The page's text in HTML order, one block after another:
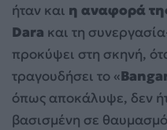
ήταν και η αναφορά
Dara και τη
προκύψει στη σκηνή,
τραγουδήσει το «
όπως αποκάλυψε, δεν
βασισμένη σε